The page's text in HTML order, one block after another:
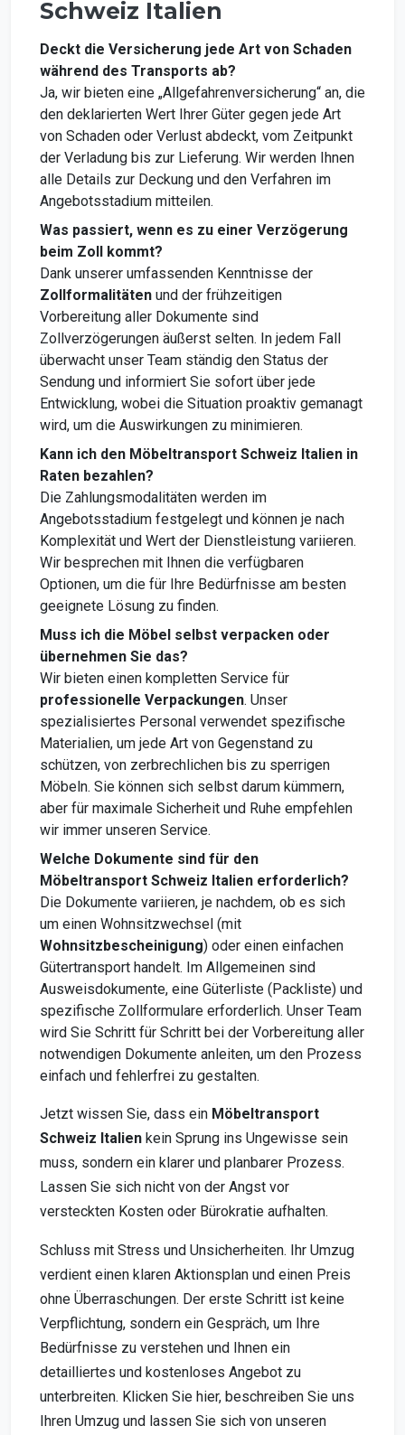
Schweiz Italien
Deckt die Versicherung jede Art von Schaden
während des Transports ab?
Ja, wir bieten eine „Allgefahrenversicherung“ an, die
den deklarierten Wert Ihrer Güter gegen jede Art
von Schaden oder Verlust abdeckt, vom Zeitpunkt
der Verladung bis zur Lieferung. Wir werden Ihnen
alle Details zur Deckung und den Verfahren im
Angebotsstadium mitteilen.
Was passiert, wenn es zu einer Verzögerung
beim Zoll kommt?
Dank unserer umfassenden Kenntnisse der
Zollformalitäten und der frühzeitigen
Vorbereitung aller Dokumente sind
Zollverzögerungen äußerst selten. In jedem Fall
überwacht unser Team ständig den Status der
Sendung und informiert Sie sofort über jede
Entwicklung, wobei die Situation proaktiv gemanagt
wird, um die Auswirkungen zu minimieren.
Kann ich den Möbeltransport Schweiz Italien in
Raten bezahlen?
Die Zahlungsmodalitäten werden im
Angebotsstadium festgelegt und können je nach
Komplexität und Wert der Dienstleistung variieren.
Wir besprechen mit Ihnen die verfügbaren
Optionen, um die für Ihre Bedürfnisse am besten
geeignete Lösung zu finden.
Muss ich die Möbel selbst verpacken oder
übernehmen Sie das?
Wir bieten einen kompletten Service für
professionelle Verpackungen. Unser
spezialisiertes Personal verwendet spezifische
Materialien, um jede Art von Gegenstand zu
schützen, von zerbrechlichen bis zu sperrigen
Möbeln. Sie können sich selbst darum kümmern,
aber für maximale Sicherheit und Ruhe empfehlen
wir immer unseren Service.
Welche Dokumente sind für den
Möbeltransport Schweiz Italien erforderlich?
Die Dokumente variieren, je nachdem, ob es sich
um einen Wohnsitzwechsel (mit
Wohnsitzbescheinigung) oder einen einfachen
Gütertransport handelt. Im Allgemeinen sind
Ausweisdokumente, eine Güterliste (Packliste) und
spezifische Zollformulare erforderlich. Unser Team
wird Sie Schritt für Schritt bei der Vorbereitung aller
notwendigen Dokumente anleiten, um den Prozess
einfach und fehlerfrei zu gestalten.
Jetzt wissen Sie, dass ein Möbeltransport
Schweiz Italien kein Sprung ins Ungewisse sein
muss, sondern ein klarer und planbarer Prozess.
Lassen Sie sich nicht von der Angst vor
versteckten Kosten oder Bürokratie aufhalten.
Schluss mit Stress und Unsicherheiten. Ihr Umzug
verdient einen klaren Aktionsplan und einen Preis
ohne Überraschungen. Der erste Schritt ist keine
Verpflichtung, sondern ein Gespräch, um Ihre
Bedürfnisse zu verstehen und Ihnen ein
detailliertes und kostenloses Angebot zu
unterbreiten. Klicken Sie hier, beschreiben Sie uns
Ihren Umzug und lassen Sie sich von unseren